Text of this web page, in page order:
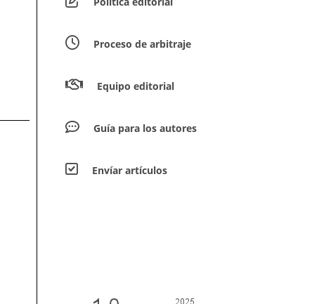
Proceso de arbitraje
Equipo editorial
Guía para los autores
Envíar artículos